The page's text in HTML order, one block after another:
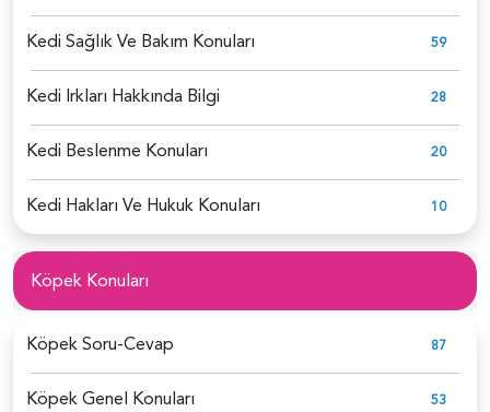
Kedi Sağlık Ve Bakım Konuları 59
Kedi Irkları Hakkında Bilgi 28
Kedi Beslenme Konuları 20
Kedi Hakları Ve Hukuk Konuları 10
Köpek Konuları
Köpek Soru-Cevap 87
Köpek Genel Konuları 53